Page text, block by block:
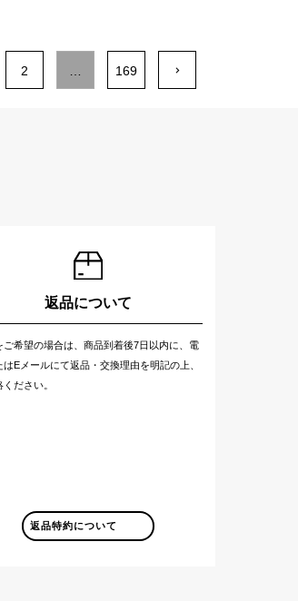
2 169
返品について
ご希望の場合は、商品到着後7日以内に、電
はEメールにて返品・交換理由を明記の上、
ください。
返品特約について